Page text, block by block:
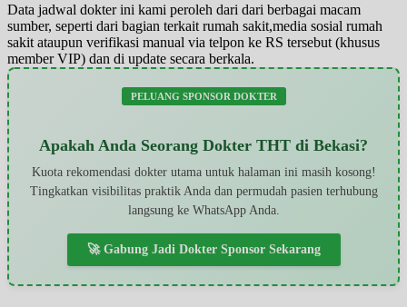
Data jadwal dokter ini kami peroleh dari dari berbagai macam
sumber, seperti dari bagian terkait rumah sakit,media sosial rumah
sakit ataupun verifikasi manual via telpon ke RS tersebut (khusus
member VIP) dan di update secara berkala.
PELUANG SPONSOR DOKTER
Apakah Anda Seorang Dokter THT di Bekasi?
Kuota rekomendasi dokter utama untuk halaman ini masih kosong!
Tingkatkan visibilitas praktik Anda dan permudah pasien terhubung
langsung ke WhatsApp Anda.
🚀 Gabung Jadi Dokter Sponsor Sekarang